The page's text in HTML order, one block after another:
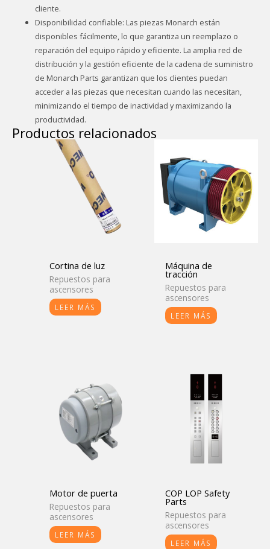
cliente.
Disponibilidad confiable: Las piezas Monarch están
disponibles fácilmente, lo que garantiza un reemplazo o
reparación del equipo rápido y eficiente. La amplia red de
distribución y la gestión eficiente de la cadena de suministro
de Monarch Parts garantizan que los clientes puedan
acceder a las piezas que necesitan cuando las necesitan,
minimizando el tiempo de inactividad y maximizando la
productividad.
Productos relacionados
Cortina de luz
Repuestos para
ascensores
LEER MÁS
Máquina de
tracción
Repuestos para
ascensores
LEER MÁS
Motor de puerta
Repuestos para
ascensores
LEER MÁS
COP LOP Safety
Parts
Repuestos para
ascensores
LEER MÁS